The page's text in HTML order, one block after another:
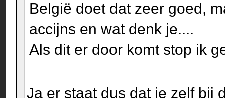
België doet dat zeer goed,
accijns en wat denk je....
Als dit er door komt stop ik
Ja er staat dus dat je zelf bij